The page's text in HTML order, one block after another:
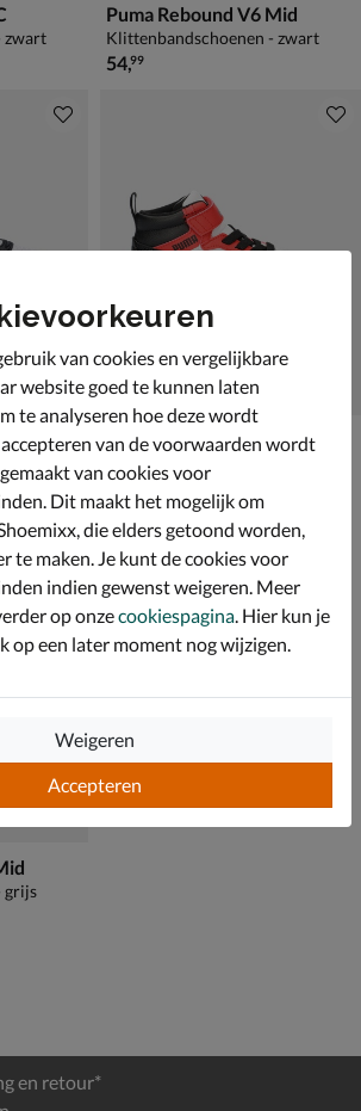
zwart
Puma Rebound V6 Mid
Klittenbandschoenen - zwart
€ 54,99
54,99
Puma Rebound V6 Mid
Klittenbandschoenen - rood
54
grijs
en retour*
van cookies en vergelijkbare
website goed te kunnen laten
te analyseren hoe deze wordt
van de voorwaarden wordt
van cookies voor
Dit maakt het mogelijk om
die elders getoond worden,
te maken. Je kunt de cookies voor
indien gewenst weigeren. Meer
op onzecookiespagina . Hier kun je
op een later moment nog wijzigen.
Accepteren
Weigeren